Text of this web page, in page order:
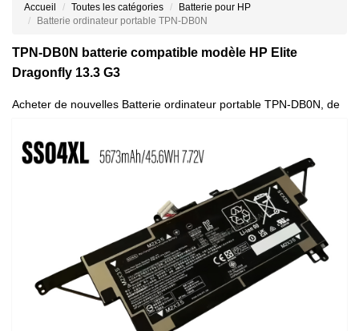
Accueil Toutes les catégories
Batterie pour HP
Batterie ordinateur portable TPN-DB0N
TPN-DB0N batterie compatible modèle HP Elite
Dragonfly 13.3 G3
Acheter de nouvelles Batterie ordinateur portable TPN-DB0N, de